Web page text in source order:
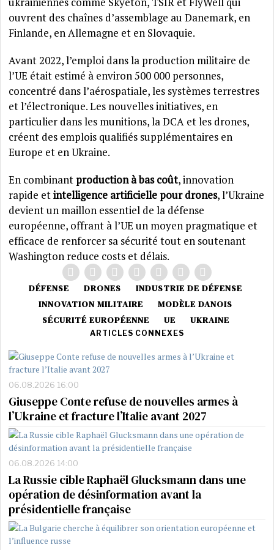
ouvrent des chaînes d’assemblage au Danemark, en
Finlande, en Allemagne et en Slovaquie.
Avant 2022, l’emploi dans la production militaire de
l’UE était estimé à environ 500 000 personnes,
concentré dans l’aérospatiale, les systèmes terrestres
et l’électronique. Les nouvelles initiatives, en
particulier dans les munitions, la DCA et les drones,
créent des emplois qualifiés supplémentaires en
Europe et en Ukraine.
En combinant production à bas coût, innovation
rapide etintelligence artificielle pour drones, l’Ukraine
devient un maillon essentiel de la défense
européenne, offrant à l’UE un moyen pragmatique et
efficace de renforcer sa sécurité tout en soutenant
Washington reduce costs et délais.
DÉFENSE DRONES
INDUSTRIE DE DÉFENSE
INNOVATION MILITAIRE
MODÈLE DANOIS
SÉCURITÉ EUROPÉENNE
UE UKRAINE
ARTICLES CONNEXES
06.08.2026 16:00
Giuseppe Conte refuse de nouvelles armes à
l’Ukraine et fracture l’Italie avant 2027
06.08.2026 14:00
La Russie cible Raphaël Glucksmann dans une
opération de désinformation avant la
présidentielle française